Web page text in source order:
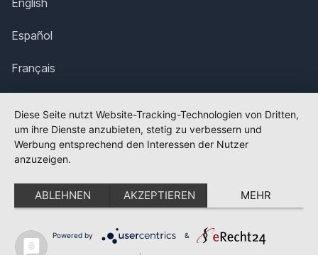
English
Español
Français
Polska
Português
Nederlands
Svenska
Diese Seite nutzt Website-Tracking-Technologien von Dritten,
um ihre Dienste anzubieten, stetig zu verbessern und
Werbung entsprechend den Interessen der Nutzer
anzuzeigen.
ABLEHNEN AKZEPTIEREN MEHR
Powered by &